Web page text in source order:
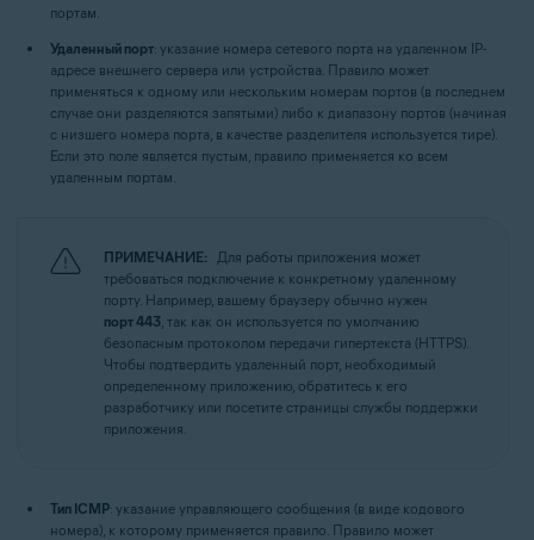
портам.
Удаленный порт: указание номера сетевого порта на удаленном IP-
адресе внешнего сервера или устройства. Правило может
применяться к одному или нескольким номерам портов (в последнем
случае они разделяются запятыми) либо к диапазону портов (начиная
с низшего номера порта, в качестве разделителя используется тире).
Если это поле является пустым, правило применяется ко всем
удаленным портам.
ПРИМЕЧАНИЕ:
Для работы приложения может
требоваться подключение к конкретному удаленному
порту. Например, вашему браузеру обычно нужен
порт 443 , так как он используется по умолчанию
безопасным протоколом передачи гипертекста (HTTPS).
Чтобы подтвердить удаленный порт, необходимый
определенному приложению, обратитесь к его
разработчику или посетите страницы службы поддержки
приложения.
Тип ICMP: указание управляющего сообщения (в виде кодового
номера), к которому применяется правило. Правило может